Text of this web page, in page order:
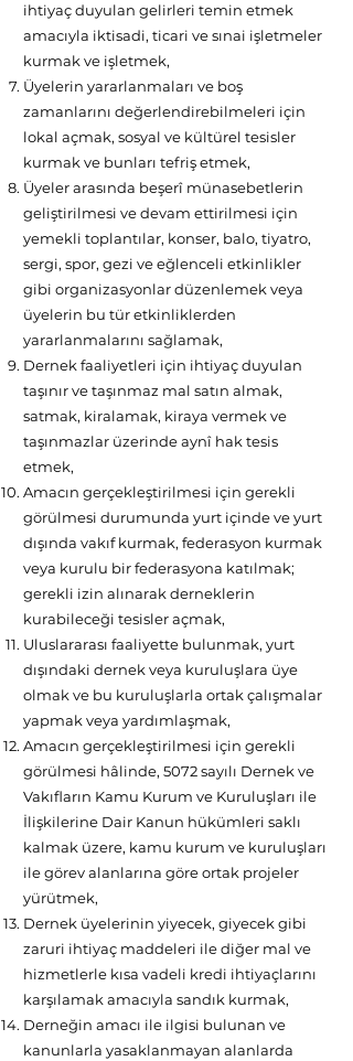
ihtiyaç duyulan gelirleri temin etmek
amacıyla iktisadi, ticari ve sınai işletmeler
kurmak ve işletmek,
Üyelerin yararlanmaları ve boş
zamanlarını değerlendirebilmeleri için
lokal açmak, sosyal ve kültürel tesisler
kurmak ve bunları tefriş etmek,
Üyeler arasında beşerî münasebetlerin
geliştirilmesi ve devam ettirilmesi için
yemekli toplantılar, konser, balo, tiyatro,
sergi, spor, gezi ve eğlenceli etkinlikler
gibi organizasyonlar düzenlemek veya
üyelerin bu tür etkinliklerden
yararlanmalarını sağlamak,
Dernek faaliyetleri için ihtiyaç duyulan
taşınır ve taşınmaz mal satın almak,
satmak, kiralamak, kiraya vermek ve
taşınmazlar üzerinde aynî hak tesis
etmek,
Amacın gerçekleştirilmesi için gerekli
görülmesi durumunda yurt içinde ve yurt
dışında vakıf kurmak, federasyon kurmak
veya kurulu bir federasyona katılmak;
gerekli izin alınarak derneklerin
kurabileceği tesisler açmak,
Uluslararası faaliyette bulunmak, yurt
dışındaki dernek veya kuruluşlara üye
olmak ve bu kuruluşlarla ortak çalışmalar
yapmak veya yardımlaşmak,
Amacın gerçekleştirilmesi için gerekli
görülmesi hâlinde, 5072 sayılı Dernek ve
Vakıfların Kamu Kurum ve Kuruluşları ile
İlişkilerine Dair Kanun hükümleri saklı
kalmak üzere, kamu kurum ve kuruluşları
ile görev alanlarına göre ortak projeler
yürütmek,
Dernek üyelerinin yiyecek, giyecek gibi
zaruri ihtiyaç maddeleri ile diğer mal ve
hizmetlerle kısa vadeli kredi ihtiyaçlarını
karşılamak amacıyla sandık kurmak,
Derneğin amacı ile ilgisi bulunan ve
kanunlarla yasaklanmayan alanlarda